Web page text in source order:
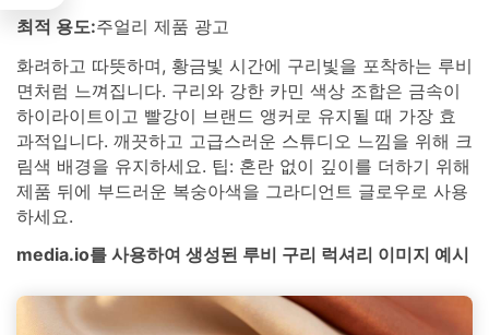
최적 용도:주얼리 제품 광고
화려하고 따뜻하며, 황금빛 시간에 구리빛을 포착하는 루비
면처럼 느껴집니다. 구리와 강한 카민 색상 조합은 금속이
하이라이트이고 빨강이 브랜드 앵커로 유지될 때 가장 효
과적입니다. 깨끗하고 고급스러운 스튜디오 느낌을 위해 크
림색 배경을 유지하세요. 팁: 혼란 없이 깊이를 더하기 위해
제품 뒤에 부드러운 복숭아색을 그라디언트 글로우로 사용
하세요.
media.io를 사용하여 생성된 루비 구리 럭셔리 이미지 예시